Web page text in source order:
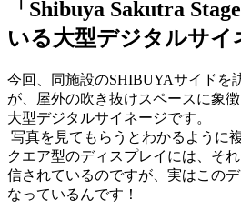
「Shibuya Sakutra
いる大型デジタルサイ
今回、同施設のSHIBUYAサイドを
が、屋外の吹き抜けスペースに象
大型デジタルサイネージです。
写真を見てもらうとわかるように
クエア型のディスプレイには、そ
信されているのですが、実はこの
なっているんです！